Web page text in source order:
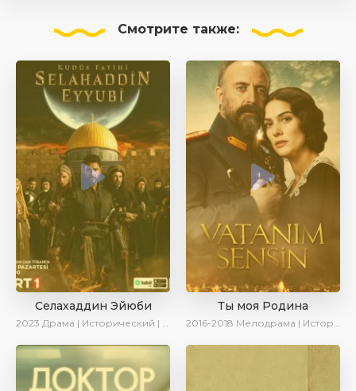
Смотрите также:
Селахаддин Эйюби
2023 Драма | Исторический | Сериалы 2023
Ты моя Родина
2016-2018 Мелодрама | Исторический | Военный | Turok1990